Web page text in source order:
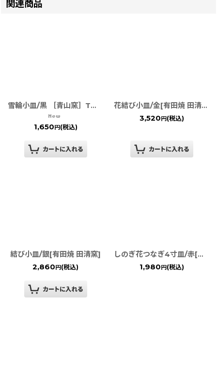
関連商品
雪輪小皿/黒 ［青山窯］TWFテーブルウェアフェスティバル
1,650 円(税込)
花結び小皿/金[有田焼 田清窯]
3,520 円(税込)
結び小皿/銀[有田焼 田清窯]
2,860 円 (税込)
しのぎ花つなぎ4寸皿/赤[有田焼 皓洋窯]
1,980 円(税込)